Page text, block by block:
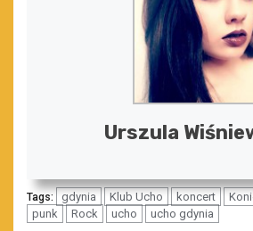
Urszula
Tags: gdynia Klub Ucho koncert
punk
Rock ucho ucho gdynia